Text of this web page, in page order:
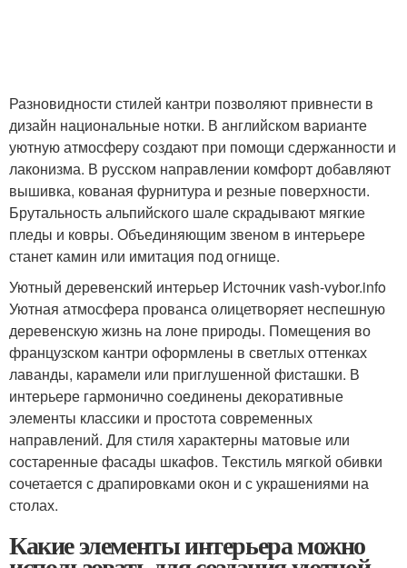
Разновидности стилей кантри позволяют привнести в
дизайн национальные нотки. В английском варианте
уютную атмосферу создают при помощи сдержанности и
лаконизма. В русском направлении комфорт добавляют
вышивка, кованая фурнитура и резные поверхности.
Брутальность альпийского шале скрадывают мягкие
пледы и ковры. Объединяющим звеном в интерьере
станет камин или имитация под огнище.
Уютный деревенский интерьер Источник vash-vybor.info
Уютная атмосфера прованса олицетворяет неспешную
деревенскую жизнь на лоне природы. Помещения во
французском кантри оформлены в светлых оттенках
лаванды, карамели или приглушенной фисташки. В
интерьере гармонично соединены декоративные
элементы классики и простота современных
направлений. Для стиля характерны матовые или
состаренные фасады шкафов. Текстиль мягкой обивки
сочетается с драпировками окон и с украшениями на
столах.
Какие элементы интерьера можно